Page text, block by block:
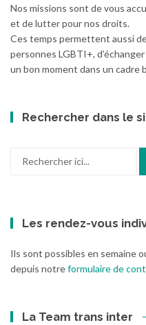
Nos missions sont de vous
et de lutter pour nos droits.
Ces temps permettent aussi
personnes LGBTI+,
un bon moment dans un cadre
Rechercher dans le
Les rendez-vous
Ils sont possibles en semaine
depuis notreformulaire de
La Team trans inter